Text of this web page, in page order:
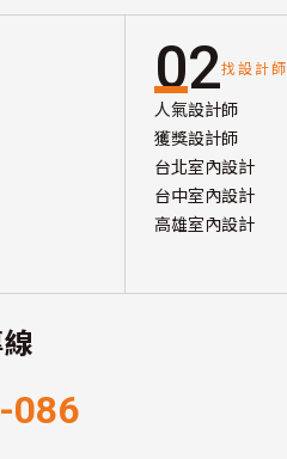
02找設計師
人氣設計師
獲獎設計師
台北室內設計
台中室內設計
高雄室內設計
086